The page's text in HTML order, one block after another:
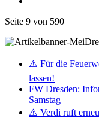
Seite 9 von 590
⚠️ Für die
lassen!
FW Dresden:
Samstag
⚠️ Verdi ruft